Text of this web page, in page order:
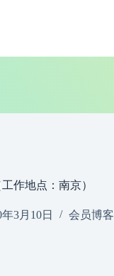
作地点：南京）
年3月10日 会员博客